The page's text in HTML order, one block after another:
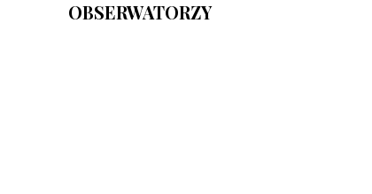
OBSERWATORZY